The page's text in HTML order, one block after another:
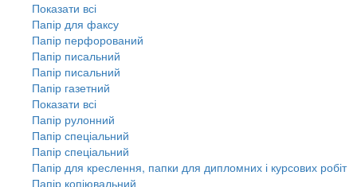
Показати всі
Папір для факсу
Папір перфорований
Папір писальний
Папір писальний
Папір газетний
Показати всі
Папір рулонний
Папір спеціальний
Папір спеціальний
Папір для креслення, папки для дипломних і курсових робіт
Папір копіювальний